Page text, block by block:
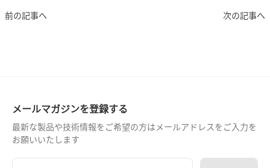
前の記事へ 次の記事へ
メールマガジンを登録する
最新な製品や技術情報をご希望の方はメールアドレスをご入力を
お願いいたします